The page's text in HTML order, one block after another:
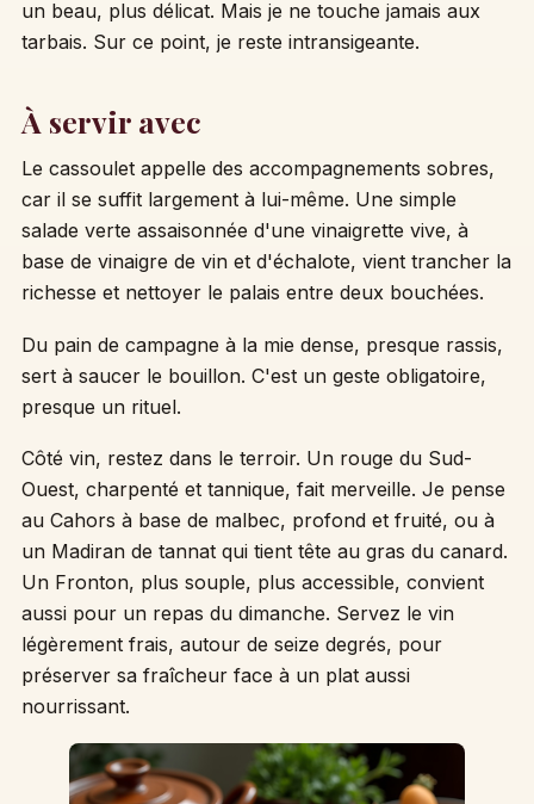
un beau, plus délicat. Mais je ne touche jamais aux
tarbais. Sur ce point, je reste intransigeante.
À servir avec
Le cassoulet appelle des accompagnements sobres,
car il se suffit largement à lui-même. Une simple
salade verte assaisonnée d'une vinaigrette vive, à
base de vinaigre de vin et d'échalote, vient trancher la
richesse et nettoyer le palais entre deux bouchées.
Du pain de campagne à la mie dense, presque rassis,
sert à saucer le bouillon. C'est un geste obligatoire,
presque un rituel.
Côté vin, restez dans le terroir. Un rouge du Sud-
Ouest, charpenté et tannique, fait merveille. Je pense
au Cahors à base de malbec, profond et fruité, ou à
un Madiran de tannat qui tient tête au gras du canard.
Un Fronton, plus souple, plus accessible, convient
aussi pour un repas du dimanche. Servez le vin
légèrement frais, autour de seize degrés, pour
préserver sa fraîcheur face à un plat aussi
nourrissant.